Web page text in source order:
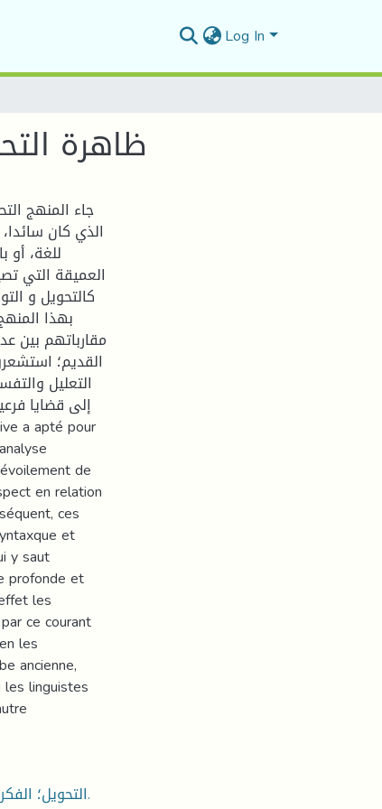
Log In
ظاهرة
جاء المنهج
الذي كان
للغة، أو
العميقة التي
كالتحويل و
بهذا
مقارباتهم بين
القديم؛
التعليل
إلى قضايا
de
en relation
ces
et
y saut
profonde et
les
ce courant
les
ancienne,
linguistes
التحويل؛ الفكر البلاغي؛ الجملة المحولة؛ المتكلم؛ سطح الكلام؛ البنى العميقة.